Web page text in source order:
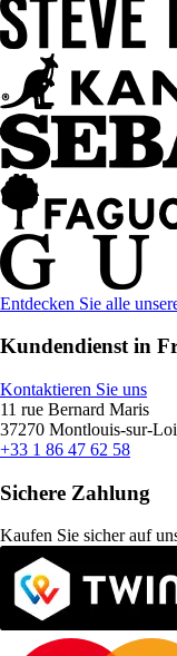
Entdecken Sie alle
Kundendienst in
Kontaktieren Sie uns
11 rue Bernard Maris
37270 Montlouis-sur-
+33 1 86 47 62 58
Sichere Zahlung
Kaufen Sie sicher auf